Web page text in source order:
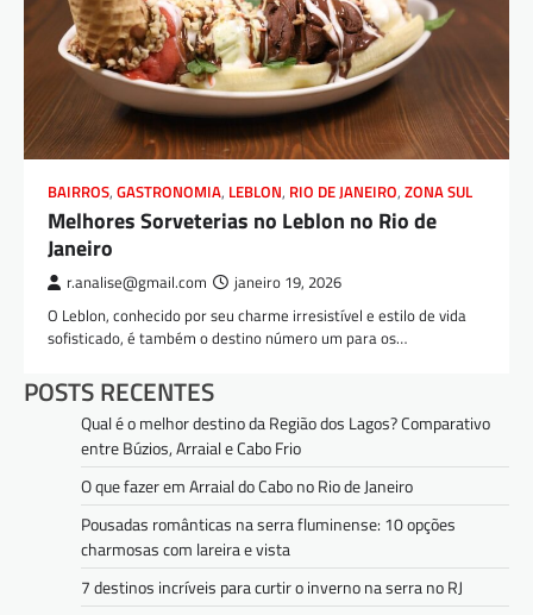
BAIRROS, GASTRONOMIA, LEBLON, RIO DE JANEIRO, ZONA SUL
Melhores Sorveterias no Leblon no Rio de
Janeiro
r.analise@gmail.com janeiro 19, 2026
O Leblon, conhecido por seu charme irresistível e estilo de vida
sofisticado, é também o destino número um para os…
POSTS RECENTES
Qual é o melhor destino da Região dos Lagos? Comparativo
entre Búzios, Arraial e Cabo Frio
O que fazer em Arraial do Cabo no Rio de Janeiro
Pousadas românticas na serra fluminense: 10 opções
charmosas com lareira e vista
7 destinos incríveis para curtir o inverno na serra no RJ